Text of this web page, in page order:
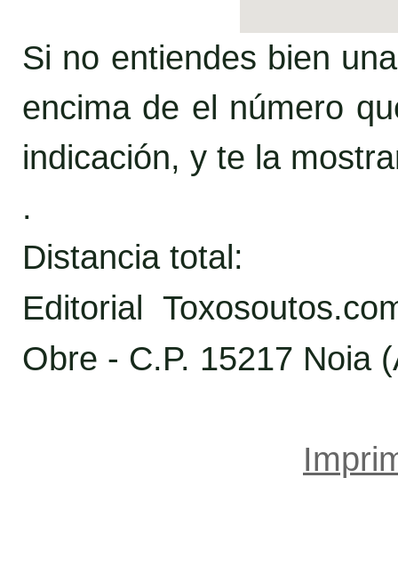
Si no entiendes bien
encima de el número
indicación, y te la
.
Distancia total:
Editorial
Obre - C.P. 15217 Noia